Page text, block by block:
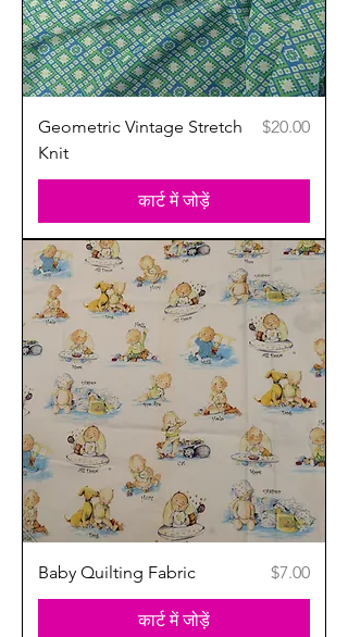
Geometric Vintage Stretch
Knit
मूल्य
$20.00
कार्ट में जोड़ें
Baby Quilting Fabric मूल्य
$7.00
कार्ट में जोड़ें